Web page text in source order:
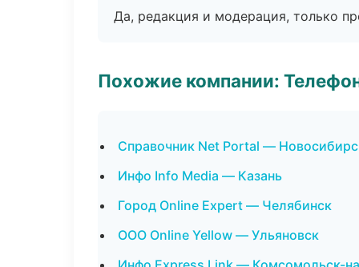
Да, редакция и модерация, только
Похожие компании:
Справочник Net Portal —
Инфо Info Media — Казань
Город Online Expert — Челябинск
ООО Online Yellow — Ульяновск